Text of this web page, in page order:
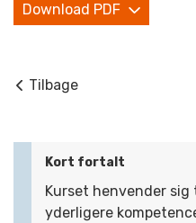
For beskæftigede
Kontakt
Download PDF
Tilbage
Kort fortalt
Kurset henvender sig
yderligere